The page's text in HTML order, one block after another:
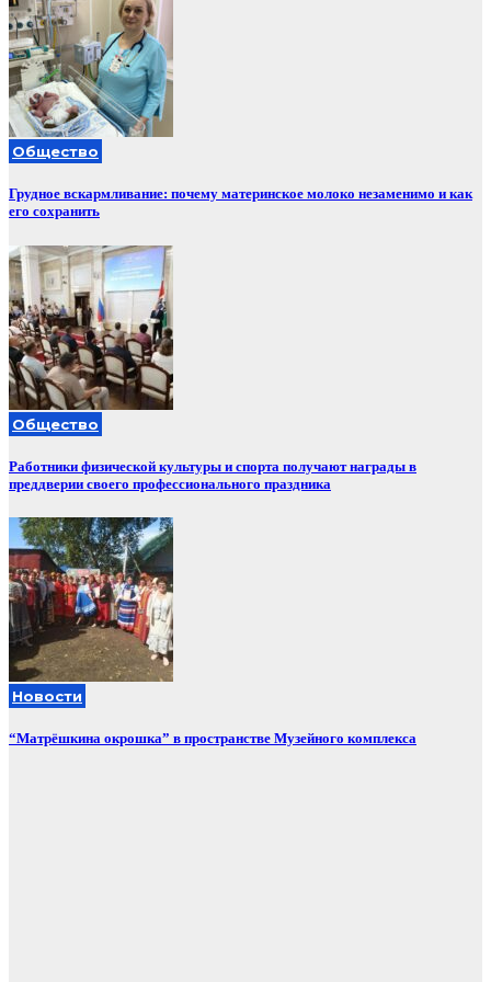
Общество
Грудное вскармливание: почему материнское молоко незаменимо и как
его сохранить
Общество
Работники физической культуры и спорта получают награды в
преддверии своего профессионального праздника
Новости
“Матрёшкина окрошка” в пространстве Музейного комплекса